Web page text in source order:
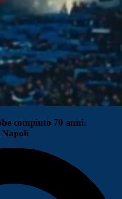
compiuto 70 anni: